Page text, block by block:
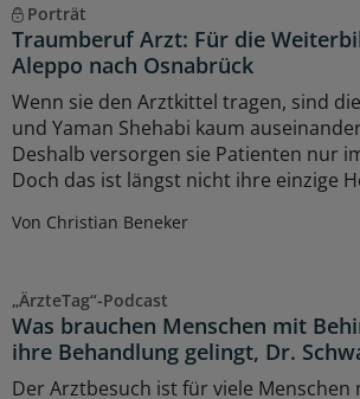
Porträt
Traumberuf Arzt: Für die
Aleppo nach Osnabrück
Wenn sie den Arztkittel tragen, sind
und Yaman Shehabi kaum
Deshalb versorgen sie Patienten nur
Doch das ist längst nicht ihre einzige
Von Christian Beneker
„ÄrzteTag“-Podcast
Was brauchen Menschen mit
ihre Behandlung gelingt, Dr.
Der Arztbesuch ist für viele